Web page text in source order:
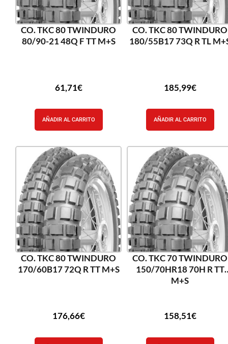
CO. TKC 80 TWINDURO
80/90-21 48Q F TT M+S
61,71€
AÑADIR AL CARRITO
CO. TKC 80 TWINDURO
180/55B17 73Q R TL
185,99€
AÑADIR AL CARRITO
CO. TKC 80 TWINDURO
170/60B17 72Q R TT M+S
176,66€
CO. TKC 70 TWINDURO
150/70HR18 70H R TT
M+S
158,51€